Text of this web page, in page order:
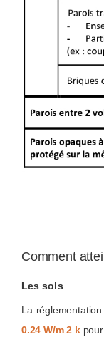
Comment
Les sols
La
0.24 W/m 2 kpour